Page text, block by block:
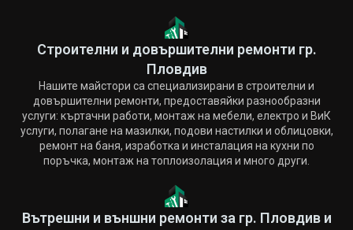
Строителни и довършителни ремонти гр.
Пловдив
Нашите майстори са специализирани в строителни и
довършителни ремонти, предоставяйки разнообразни
услуги: къртачни работи, монтаж на мебели, електро и ВиК
услуги, полагане на мазилки, подови настилки и облицовки,
ремонт на баня, изработка и инсталация на кухни по
поръчка, монтаж на топлоизолация и много други.
Вътрешни и външни ремонти за гр. Пловдив и